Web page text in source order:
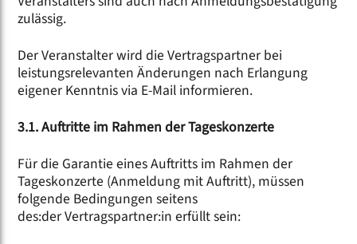
zulässig.
Der Veranstalter wird die Vertragspartner bei
leistungsrelevanten Änderungen nach Erlangung
eigener Kenntnis via E-Mail informieren.
3.1. Auftritte im Rahmen der Tageskonzerte
Für die Garantie eines Auftritts im Rahmen der
Tageskonzerte (Anmeldung mit Auftritt), müssen
folgende Bedingungen seitens
des:der Vertragspartner:in erfüllt sein: